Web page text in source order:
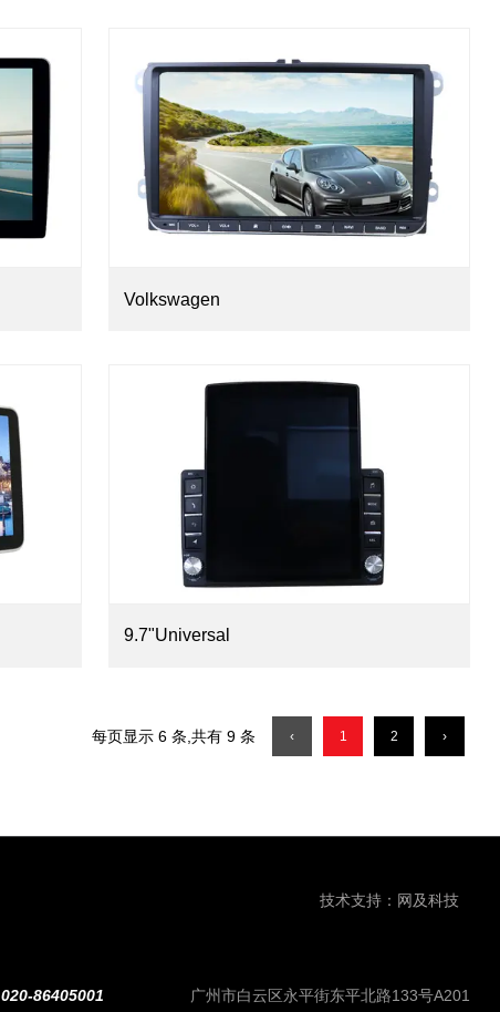
Volkswagen
9.7"Universal
每页显示 6 条,共有 9 条 ‹ 1 2 ›
技术支持： 网及科技
020-86405001 广州市白云区永平街东平北路133号A201